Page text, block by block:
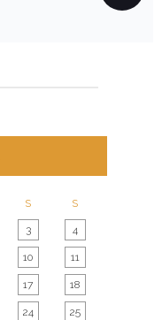
S S
3 4
10 11
17 18
24 25